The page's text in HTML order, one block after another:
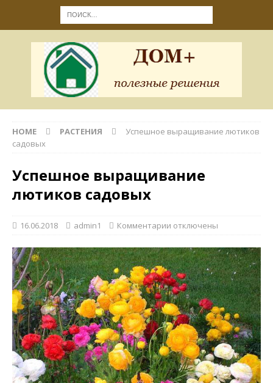
HOME РАСТЕНИЯ
Успешное выращивание лютиков
садовых
Успешное выращивание
лютиков садовых
16.06.2018 admin1 Комментарии отключены